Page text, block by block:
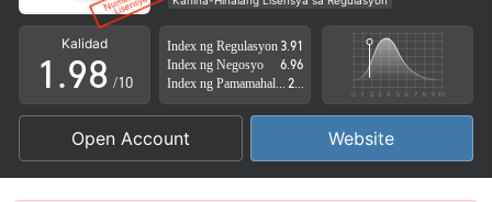
Kahina-hinalang saklaw ng Negosyo
Mataas na potensyal na peligro
Kalidad
0
1
2
3
.
8
9
7
8
9
/10
Index ng Regulasyon 3.91
Index ng Negosyo
6.96
2.64
Open Account Website